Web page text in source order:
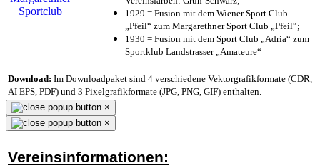
1929 = Fusion mit dem Wiener Sport Club
„Pfeil“ zum Margarethner Sport Club „Pfeil“;
1930 = Fusion mit dem Sport Club „Adria“ zum
Sportklub Landstrasser „Amateure“
Download: Im Downloadpaket sind 4 verschiedene Vektorgrafikformate (CDR,
AI EPS, PDF) und 3 Pixelgrafikformate (JPG, PNG, GIF) enthalten.
×
×
Vereinsinformationen: